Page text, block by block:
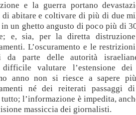
e la guerra portano
di abitare e coltivare di più di due
un ghetto angusto di poco più di
e, sia, per la diretta
L’oscuramento e le
da parte delle autorità
difficile valutare l’estensione
anno non si riesce a sapere
né dei reiterati passaggi
tutto; l’informazione è impedita,
massiccia dei giornalisti.